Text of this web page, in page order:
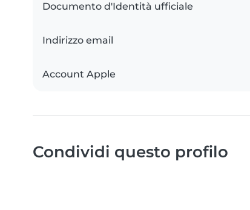
Documento d'Identità ufficiale
Indirizzo email
Account Apple
Condividi questo profilo